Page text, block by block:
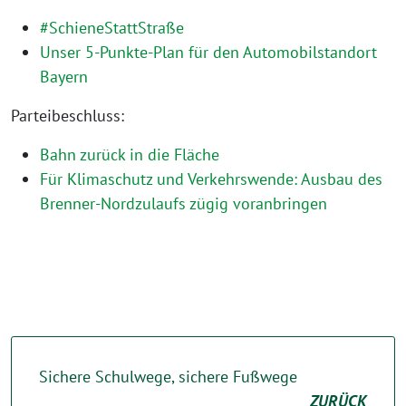
#SchieneStattStraße
Unser 5-Punkte-Plan für den Automobilstandort
Bayern
Parteibeschluss:
Bahn zurück in die Fläche
Für Klimaschutz und Verkehrswende: Ausbau des
Brenner-Nordzulaufs zügig voranbringen
Sichere Schulwege, sichere Fußwege
ZURÜCK